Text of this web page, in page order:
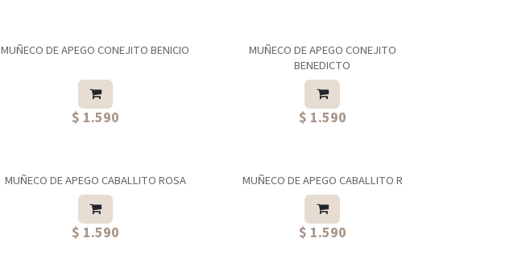
MUÑECO DE APEGO CONEJITO BENICIO
$ 1.590
MUÑECO DE APEGO CONEJITO
BENEDICTO
$ 1.590
MUÑECO DE APEGO CABALLITO ROSA
$ 1.590
MUÑECO DE APEGO CABALLITO R
$ 1.590